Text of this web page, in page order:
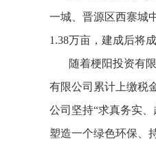
一城、晋源区西寨城
1.38万亩，建成后将
随着梗阳投资有
有限公司累计上缴税
公司坚持“求真务实
塑造一个绿色环保、